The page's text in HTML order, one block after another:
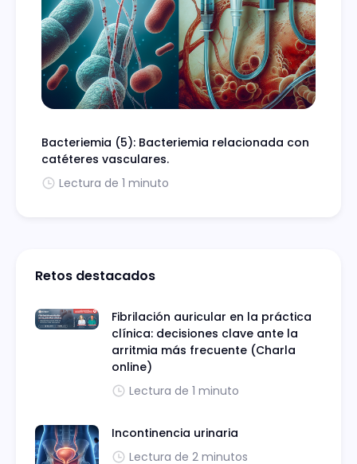
Bacteriemia (5): Bacteriemia relacionada con
catéteres vasculares.
Lectura de 1 minuto
Retos destacados
Fibrilación auricular en la práctica
clínica: decisiones clave ante la
arritmia más frecuente (Charla
online)
Lectura de 1 minuto
Incontinencia urinaria
Lectura de 2 minutos